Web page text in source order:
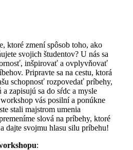
ktoré zmení spôsob toho, ako
svojich študentov? U nás sa
inšpirovať a ovplyvňovať
Pripravte sa na cestu, ktorá
schopnosť rozpovedať príbehy,
zapisujú sa do sŕdc a mysle
vás posilní a ponúkne
stali majstrom umenia
slová na príbehy, ktoré
dajte svojmu hlasu silu príbehu!
: